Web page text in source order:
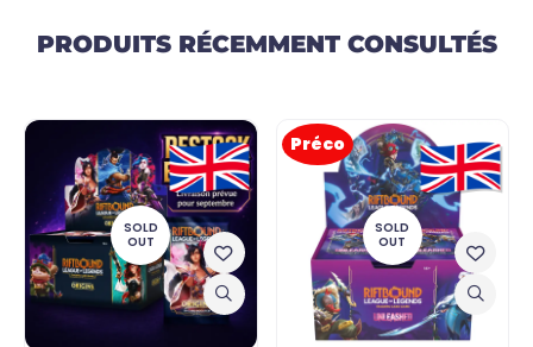
PRODUITS RÉCEMMENT CONSULTÉS
SOLD
OUT
Préco
SOLD
OUT